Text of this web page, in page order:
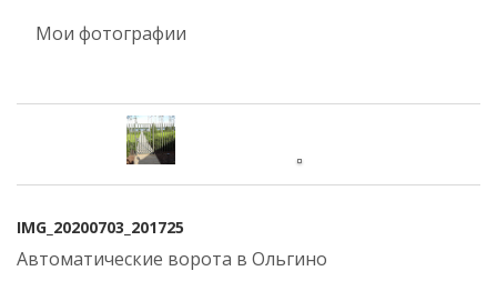
Мои фотографии
IMG_20200703_201725
Автоматические ворота в Ольгино